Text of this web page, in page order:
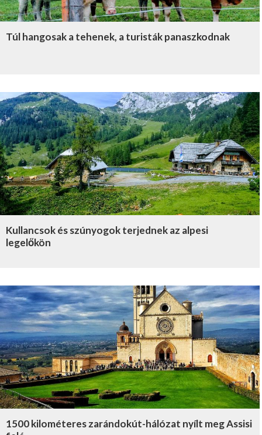
Túl hangosak a tehenek, a turisták panaszkodnak
Kullancsok és szúnyogok terjednek az alpesi
legelőkön
1500 kilométeres zarándokút-hálózat nyílt meg Assisi